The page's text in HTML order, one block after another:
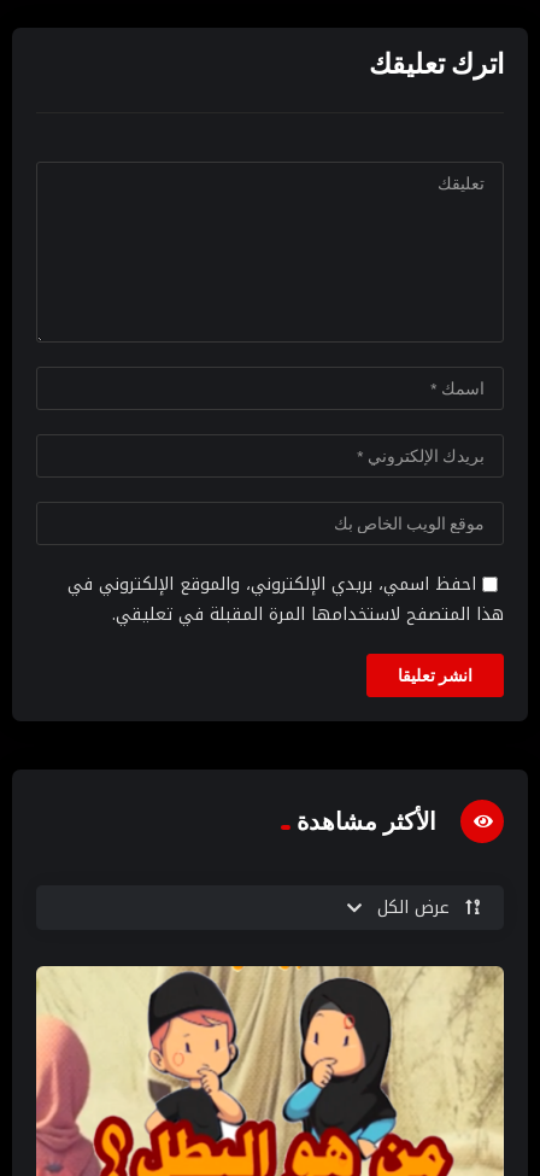
اترك تعليقك
احفظ اسمي، بريدي الإلكتروني، والموقع الإلكتروني في
هذا المتصفح لاستخدامها المرة المقبلة في تعليقي.
الأكثر مشاهدة
عرض الكل